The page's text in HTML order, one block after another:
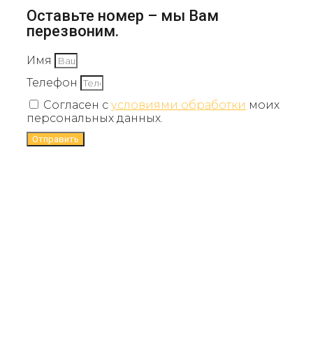
Оставьте номер – мы Вам
перезвоним.
Имя
Телефон
Согласен с условиями обработки моих
персональных данных.
Отправить